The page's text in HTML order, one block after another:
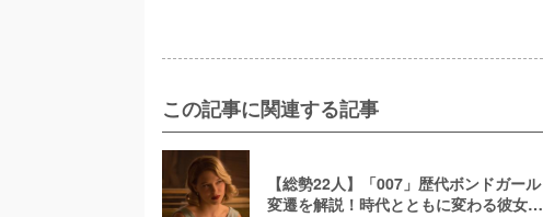
この記事に関連する記事
【総勢22人】「007」歴代ボンドガール
変遷を解説！時代とともに変わる彼女た